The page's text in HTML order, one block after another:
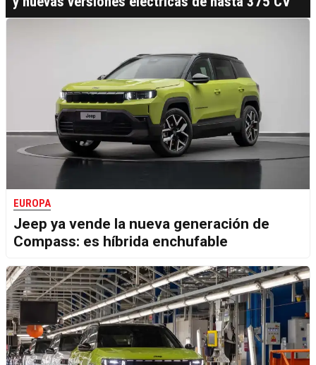
EUROPA
Jeep ya vende la nueva generación de
Compass: es híbrida enchufable